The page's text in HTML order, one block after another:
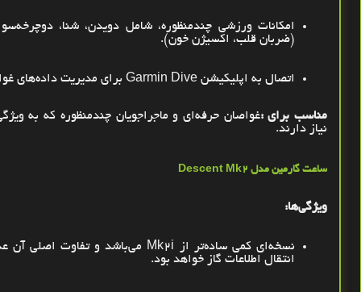
امکانات ورزشی چندمنظوره، شامل دویدن، شنا،
(ضربان قلب، اکسیژن خون).
اتصال به اپلیکیشن Garmin Dive برای مدیریت داده‌های
مناسب برای:غواصان حرفه‌ای و ماجراجویان چندمنظوره که به
نیاز دارند.
ساعت گارمین مدل Descent Mk2
ویژگی‌ها:
نسخه‌ای کمی ساده‌تر از Mk2i می‌باشد و تفاوت اصلی آن
انتقال اطلاعات گاز خواهد بود.